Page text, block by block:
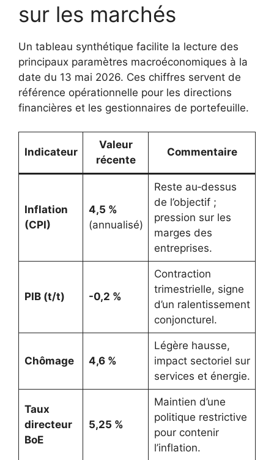
sur les marchés
Un tableau synthétique facilite la lecture des
principaux paramètres macroéconomiques à la
date du 13 mai 2026. Ces chiffres servent de
référence opérationnelle pour les directions
financières et les gestionnaires de portefeuille.
Indicateur
Valeur
récente
Commentaire
Inflation
(CPI)
4,5 %
(annualisé)
Reste au‑dessus
de l’objectif ;
pression sur les
marges des
entreprises.
PIB (t/t) -0,2 %
Contraction
trimestrielle, signe
d’un ralentissement
conjoncturel.
Chômage 4,6 %
Légère hausse,
impact sectoriel sur
services et énergie.
Taux
directeur
BoE
5,25 %
Maintien d’une
politique restrictive
pour contenir
l’inflation.